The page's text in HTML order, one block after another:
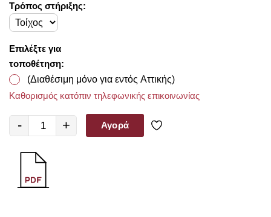
Τρόπος στήριξης:
Επιλέξτε για
τοποθέτηση:
(Διαθέσιμη μόνο για εντός Αττικής)
Καθορισμός κατόπιν τηλεφωνικής επικοινωνίας
- + Αγορά